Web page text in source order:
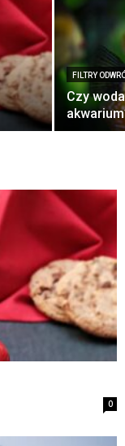
FILTRY
Czy
0